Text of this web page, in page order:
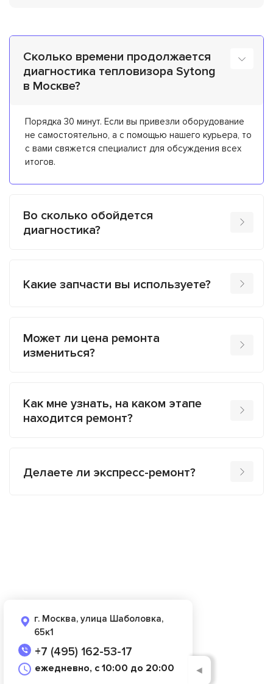
Сколько времени продолжается
диагностика тепловизора Sytong
в Москве?
Порядка 30 минут. Если вы привезли оборудование
не самостоятельно, а с помощью нашего курьера, то
с вами свяжется специалист для обсуждения всех
итогов.
Во сколько обойдется
диагностика?
Какие запчасти вы используете?
Может ли цена ремонта
измениться?
Как мне узнать, на каком этапе
находится ремонт?
Делаете ли экспресс-ремонт?
г. Москва, улица Шаболовка,
65к1
+7 (495) 162-53-17
ежедневно, с 10:00 до 20:00
◄